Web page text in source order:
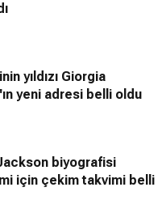
yıldızı Giorgia
yeni adresi belli oldu
biyografisi
için çekim takvimi belli